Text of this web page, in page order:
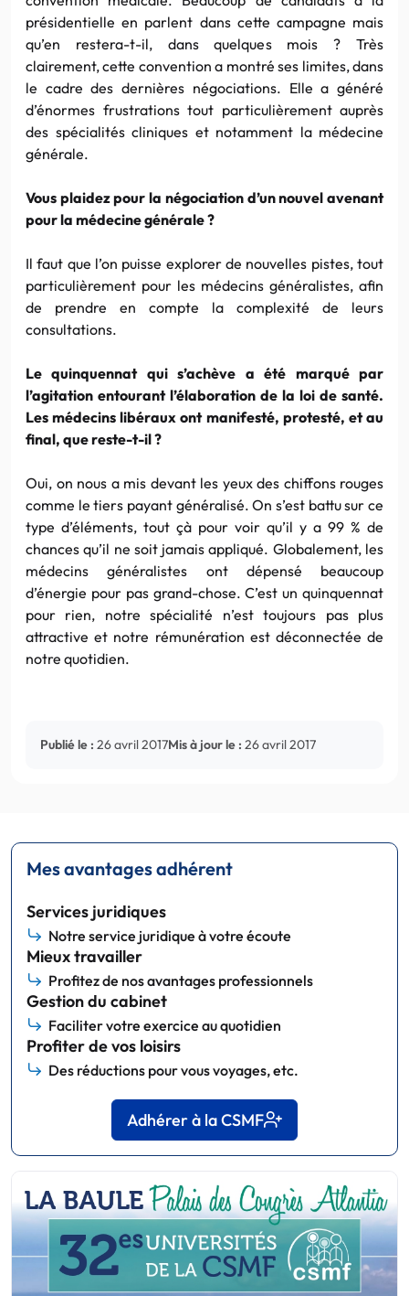
présidentielle en parlent dans cette campagne mais
qu’en restera-t-il, dans quelques mois ? Très
clairement, cette convention a montré ses limites, dans
le cadre des dernières négociations. Elle a généré
d’énormes frustrations tout particulièrement auprès
des spécialités cliniques et notamment la médecine
générale.
Vous plaidez pour la négociation d’un nouvel avenant
pour la médecine générale ?
Il faut que l’on puisse explorer de nouvelles pistes, tout
particulièrement pour les médecins généralistes, afin
de prendre en compte la complexité de leurs
consultations.
Le quinquennat qui s’achève a été marqué par
l’agitation entourant l’élaboration de la loi de santé.
Les médecins libéraux ont manifesté, protesté, et au
final, que reste-t-il ?
Oui, on nous a mis devant les yeux des chiffons rouges
comme le tiers payant généralisé. On s’est battu sur ce
type d’éléments, tout çà pour voir qu’il y a 99 % de
chances qu’il ne soit jamais appliqué. Globalement, les
médecins généralistes ont dépensé beaucoup
d’énergie pour pas grand-chose. C’est un quinquennat
pour rien, notre spécialité n’est toujours pas plus
attractive et notre rémunération est déconnectée de
notre quotidien.
Publié le : 26 avril 2017Mis à jour le : 26 avril 2017
Mes avantages adhérent
Services juridiques
Notre service juridique à votre écoute
Mieux travailler
Profitez de nos avantages professionnels
Gestion du cabinet
Faciliter votre exercice au quotidien
Profiter de vos loisirs
Des réductions pour vous voyages, etc.
Adhérer à la CSMF